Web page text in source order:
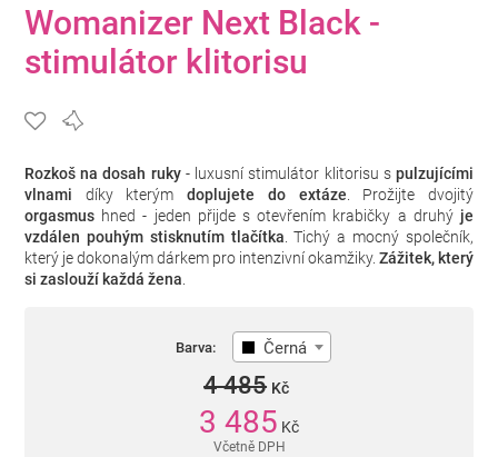
Womanizer Next Black -
stimulátor klitorisu
Rozkoš na dosah ruky- luxusní stimulátor klitorisu spulzujícími
vlnami díky kterýmdoplujete do extáze . Prožijte dvojitý
orgasmus hned - jeden přijde s otevřením krabičky a druhý je
vzdálen pouhým stisknutím tlačítka . Tichý a mocný společník,
který je dokonalým dárkem pro intenzivní okamžiky. Zážitek, který
si zaslouží každá žena
Barva: Černá
4 485 Kč
3 485 Kč
Včetně DPH